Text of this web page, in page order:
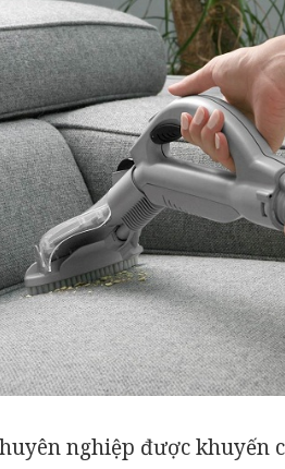
nghiệp được khuyến